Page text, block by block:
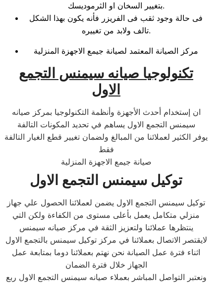
بتغيير السخان او الثرموديسك.
فى حالة وجود ثقب فى الفريزر فأنه يكون بهذا الشكل
تالف ولابد من تغييره.
مركز الصيانة المعتمد لصيانة جيمع الاجهزة المنزلية
تكنولوجيا صيانه سيمنس التجمع
الاول
ان إستخدام أحدث الأجهزة وأنظمة التكنولوجيا بمركز صيانه
سيمنس التجمع الاول يساهم في تحديد المكونات التالفة
يوفر الكثير لعملائنا من المبالغ ولضمان تغيير قطع الغيار التالفة
فقط
صيانة جيمع الاجهزة المنزلية
توكيل سيمنس التجمع الاول
توكيل سيمنس التجمع الاول يضمن لعملائنا الحصول علي جهاز
منزلي متكامل يعمل بأعلى مستوى من الكفاءة ولكن التي
ينتظرها عملائنا ولتعزيز الثقة في مركز صيانه سيمنس
لايقتصر الاتصال بعملائنا في مركز توكيل سيمنس بالتجمع الاول
اثناء فترة عمل الصيانة نحن نهتم بعملائنا دوما بمتابعة عمل
الجهاز خلال فترة الضمان
ونعتبر التواصل المباشر بعملاء صيانه سيمنس التجمع الاول ربع